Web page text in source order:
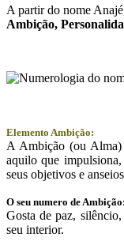
A partir do nome
Ambição,
Elemento Ambição:
A Ambição (ou Alma)
aquilo que
seus objetivos e
O seu numero de Ambição:
Gosta de paz,
seu interior.